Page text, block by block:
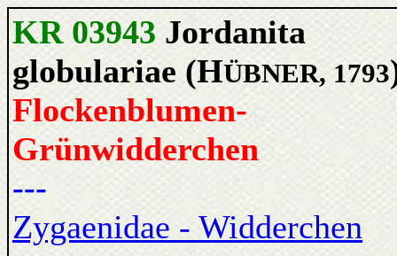
KR 03943 Jordanita
globulariae (HÜBNER, 1793
Flockenblumen-
Grünwidderchen
---
Zygaenidae - Widderchen